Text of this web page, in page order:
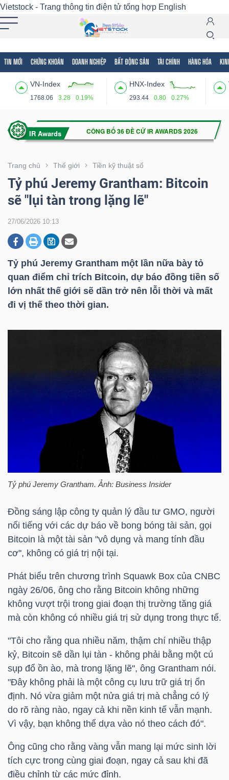
Vietstock - Trang thông tin điện tử tổng hợp English
TIN MỚI CHỨNG KHOÁN DOANH NGHIỆP BẤT ĐỘNG SẢN TÀI CHÍNH HÀNG HÓA
VN-Index
1768.06 3.28 0.19%
HNX-Index
293.44 0.80 0.27%
Trang chủ Thế giới Tiền kỹ thuật số
Tỷ phú Jeremy Grantham: Bitcoin
sẽ "lụi tàn trong lặng lẽ"
27/06/2026 10:13
Tỷ phú Jeremy Grantham một lần nữa bày tỏ
quan điểm chỉ trích Bitcoin, dự báo đồng tiền số
lớn nhất thế giới sẽ dần trở nên lỗi thời và mất
đi vị thế theo thời gian.
Tỷ phú Jeremy Grantham. Ảnh: Business Insider
Đồng sáng lập công ty quản lý đầu tư GMO, người
nổi tiếng với các dự báo về bong bóng tài sản, gọi
Bitcoin là một tài sản "vô dụng và mang tính đầu
cơ", không có giá trị nội tại.
Phát biểu trên chương trình Squawk Box của CNBC
ngày 26/06, ông cho rằng Bitcoin không những
không vượt trội trong giai đoạn thị trường tăng giá
mà còn không có nhiều giá trị sử dụng trong thực tế.
"Tôi cho rằng qua nhiều năm, thậm chí nhiều thập
kỷ, Bitcoin sẽ dần lụi tàn - không phải bằng một cú
sụp đổ ồn ào, mà trong lặng lẽ", ông Grantham nói.
"Đây không phải là một công cụ lưu trữ giá trị ổn
định. Nó vừa giảm một nửa giá trị mà chẳng có lý
do rõ ràng nào, ngay cả khi nền kinh tế vẫn mạnh.
Vì vậy, bạn không thể dựa vào nó theo cách đó".
Ông cũng cho rằng vàng vẫn mang lại mức sinh lời
tích cực trong cùng giai đoạn, ngay cả sau khi đã
điều chỉnh từ các mức đỉnh.
Tất cả Tính năng Ngành Mã chứng khoán
Tính
(-)
VIETSTOCK
CHỨNG
DOANH
NGHIỆP
HÀNG
KINH
TẾ
THẾ
GIỚI
ĐÔNG
DƯƠNG
TÀI
CHÍNH